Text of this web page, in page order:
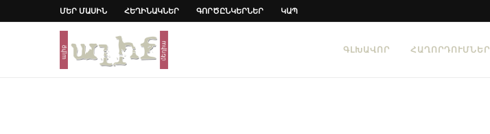
ՄԵՐ ՄԱՍԻՆ ՀԵՂԻՆԱԿՆԵՐ ԳՈՐԾԸՆԿԵՐՆԵՐ ԿԱՊ
ԳԼԽԱՎՈՐ ՀԱՂՈՐԴՈՒՄՆԵՐ